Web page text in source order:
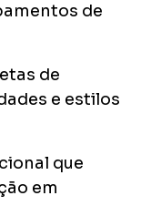
de
de
e estilos
que
em